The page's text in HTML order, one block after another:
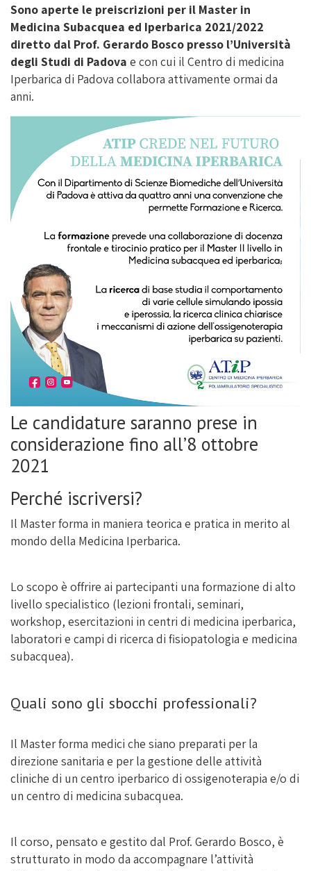
Sono aperte le preiscrizioni per il Master in
Medicina Subacquea ed Iperbarica 2021/2022
diretto dal Prof. Gerardo Bosco presso l’Università
degli Studi di Padova e con cui il Centro di medicina
Iperbarica di Padova collabora attivamente ormai da
anni.
Le candidature saranno prese in
considerazione fino all’8 ottobre
2021
Perché iscriversi?
Il Master forma in maniera teorica e pratica in merito al
mondo della Medicina Iperbarica.
Lo scopo è offrire ai partecipanti una formazione di alto
livello specialistico (lezioni frontali, seminari,
workshop, esercitazioni in centri di medicina iperbarica,
laboratori e campi di ricerca di fisiopatologia e medicina
subacquea).
Quali sono gli sbocchi professionali?
Il Master forma medici che siano preparati per la
direzione sanitaria e per la gestione delle attività
cliniche di un centro iperbarico di ossigenoterapia e/o di
un centro di medicina subacquea.
Il corso, pensato e gestito dal Prof. Gerardo Bosco, è
strutturato in modo da accompagnare l’attività